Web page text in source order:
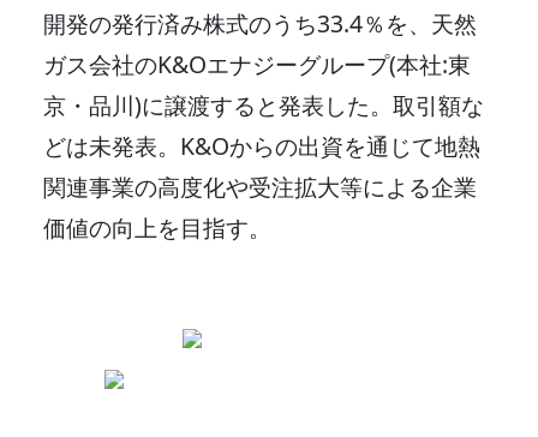
開発の発行済み株式のうち33.4％を、天然
ガス会社のK&Oエナジーグループ(本社:東
京・品川)に譲渡すると発表した。取引額な
どは未発表。K&Oからの出資を通じて地熱
関連事業の高度化や受注拡大等による企業
価値の向上を目指す。